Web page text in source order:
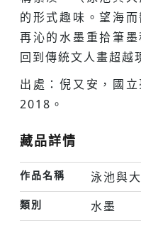
的形式趣味。望海
再沁的水墨重拾筆
回到傳統文人畫超越
出處：倪又安，國
2018。
藏品詳情
作品名稱 泳池與
類別 水墨